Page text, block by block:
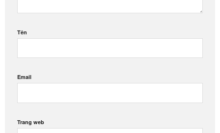
Tên
Email
Trang web